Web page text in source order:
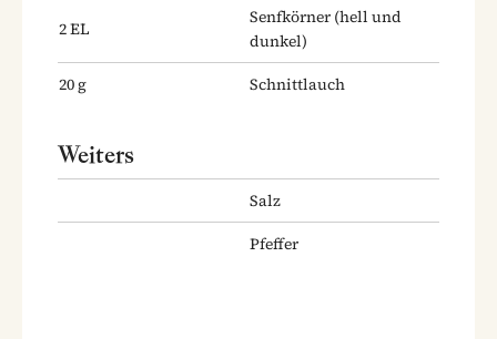
2EL
Senfkörner (hell und
dunkel)
20g Schnittlauch
Weiters
Salz
Pfeffer